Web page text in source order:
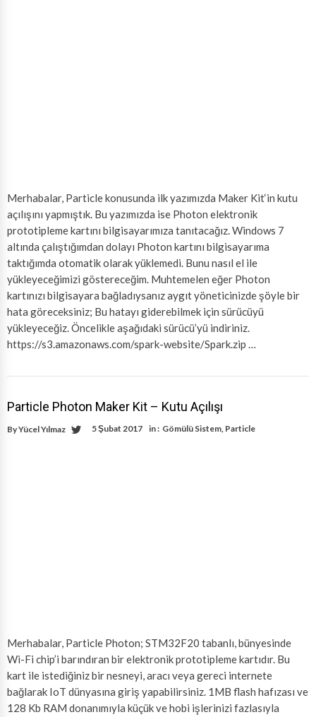
Merhabalar, Particle konusunda ilk yazımızda Maker Kit‘in kutu
açılışını yapmıştık. Bu yazımızda ise Photon elektronik
prototipleme kartını bilgisayarımıza tanıtacağız. Windows 7
altında çalıştığımdan dolayı Photon kartını bilgisayarıma
taktığımda otomatik olarak yüklemedi. Bunu nasıl el ile
yükleyeceğimizi göstereceğim. Muhtemelen eğer Photon
kartınızı bilgisayara bağladıysanız aygıt yöneticinizde şöyle bir
hata göreceksiniz; Bu hatayı giderebilmek için sürücüyü
yükleyeceğiz. Öncelikle aşağıdaki sürücü’yü indiriniz.
https://s3.amazonaws.com/spark-website/Spark.zip …
Particle Photon Maker Kit – Kutu Açılışı
ByYücel Yılmaz 5 Şubat 2017 in : Gömülü Sistem, Particle
Merhabalar, Particle Photon; STM32F20 tabanlı, bünyesinde
Wi-Fi chip’i barındıran bir elektronik prototipleme kartıdır. Bu
kart ile istediğiniz bir nesneyi, aracı veya gereci internete
bağlarak IoT dünyasına giriş yapabilirsiniz. 1MB flash hafızası ve
128 Kb RAM donanımıyla küçük ve hobi işlerinizi fazlasıyla